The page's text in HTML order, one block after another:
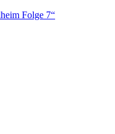
Folge 7“